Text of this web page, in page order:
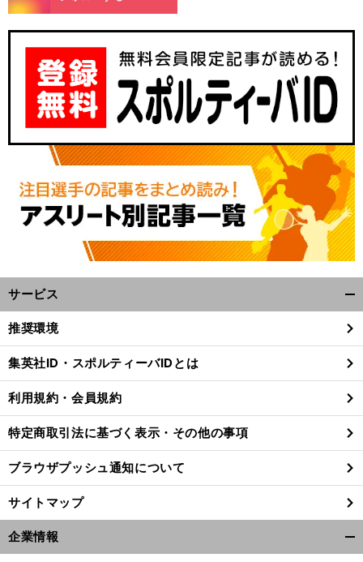
サービス
閉
る
推奨環境
集英社ID・スポルティーバIDとは
利用規約・会員規約
特定商取引法に基づく表示・その他の事項
ブラウザプッシュ通知について
サイトマップ
企業情報